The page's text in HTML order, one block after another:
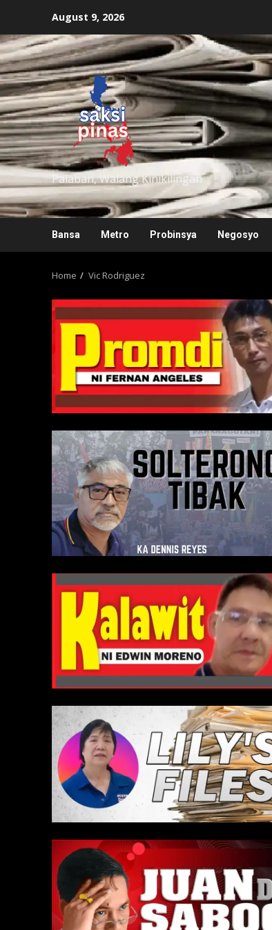
content
August 9, 2026
Palaban, Walang Kinikilingan
Bansa Metro Probinsya Negosyo
Home Vic Rodriguez